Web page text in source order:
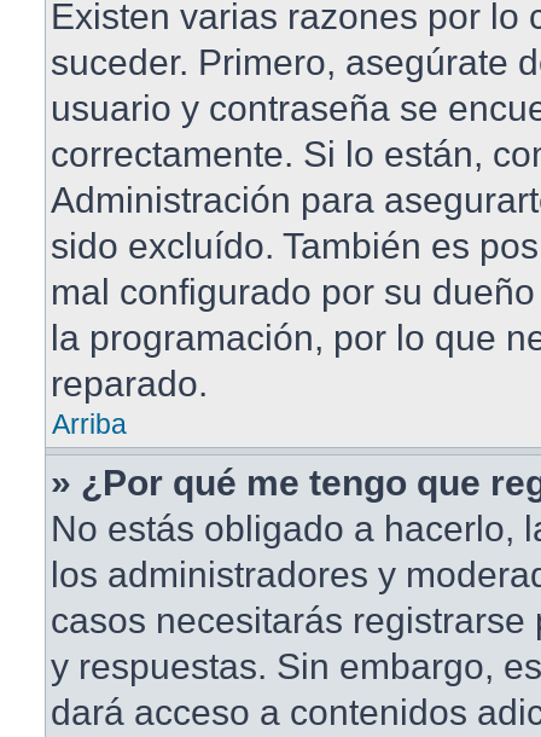
Existen varias razones por lo
suceder. Primero, asegúrate
usuario y contraseña se
correctamente. Si lo están,
Administración para
sido excluído. También es
mal configurado por su
la programación, por lo que
reparado.
Arriba
» ¿Por qué me tengo que
No estás obligado a hacerlo,
los administradores y
casos necesitarás registrarse
y respuestas. Sin embargo,
dará acceso a contenidos